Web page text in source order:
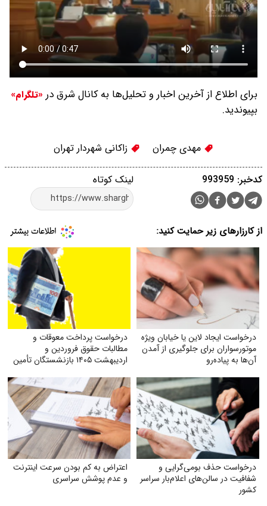
برای اطلاع از آخرین اخبار و تحلیل‌ها به کانال شرق در «تلگرام»
بپیوندید.
مهدی چمران زاکانی شهردار تهران
لینک کوتاه کدخبر: 993959
از کارزارهای زیر حمایت کنید:
درخواست ایجاد لاین یا خیابان ویژه
موتورسواران برای جلوگیری از آمدن
آن‌ها به پیاده‌رو
درخواست پرداخت معوقات و
مطالبات حقوق فروردین و
اردیبهشت ۱۴۰۵ بازنشستگان تأمین
درخواست حذف بومی‌گرایی و
شفافیت در سالن‌های اعلام‌بار سراسر
کشور
اعتراض به کم بودن سرعت اینترنت
و عدم پوشش سراسری